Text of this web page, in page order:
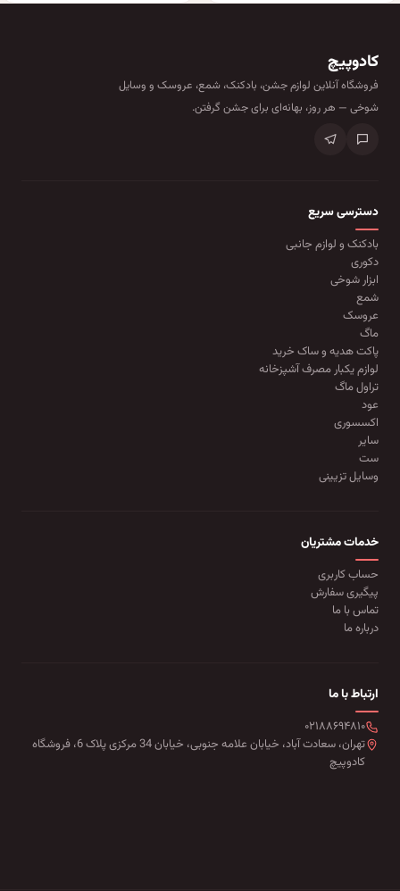
کادوپیچ
فروشگاه آنلاین لوازم جشن، بادکنک، شمع، عروسک و وسایل
شوخی — هر روز، بهانه‌ای برای جشن گرفتن.
دسترسی سریع
بادکنک و لوازم جانبی
دکوری
ابزار شوخی
شمع
عروسک
ماگ
پاکت هدیه و ساک خرید
لوازم یکبار مصرف آشپزخانه
تراول ماگ
عود
اکسسوری
سایر
ست
وسایل تزیینی
خدمات مشتریان
حساب کاربری
پیگیری سفارش
تماس با ما
درباره ما
ارتباط با ما
۰۲۱۸۸۶۹۴۸۱۰
تهران، سعادت آباد، خیابان علامه جنوبی، خیابان 34 مرکزی پلاک 6، فروشگاه
کادوپیچ